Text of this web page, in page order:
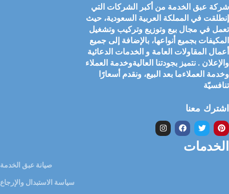
شركة عبق الخدمة من أكبر الشركات التي
إنطلقت في المملكة العربية السعودية، حيث
تعمل في مجال بيع وتوزيع وتركيب وتشغيل
المكيفات بجميع أنواعها، بالإضافة إلى جميع
أعمال المقاولات العامة و الخدمات الدعائية
والإعلان . نتميز بجودتنا العاليةوخدمة العملاء
وخدمة العملاءما بعد البيع، ونقدم أسعارًا
تنافسيّة
اشترك معنا
الخدمات
صيانة عبق الخدمة
سياسة الاستبدال والإرجاع